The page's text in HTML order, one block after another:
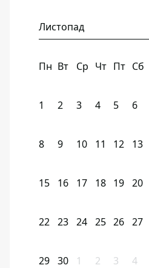
Листопад
Пн Вт Ср Чт Пт Сб
1 2 3 4 5 6
8 9 10 11 12 13
15 16 17 18 19 20
22 23 24 25 26 27
29 30 1 2 3 4